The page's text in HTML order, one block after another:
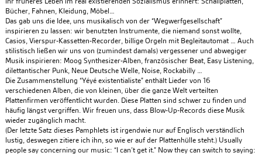
Bücher, Fahnen, Kleidung, Möbel…
Das gab uns die Idee, uns musikalisch von der “Wegwerfgesellschaft”
inspirieren zu lassen: wir benutzten Instrumente, die niemand sonst wollte,
Casios, Vierspur-Kassetten-Recorder, billige Orgeln mit Begleitautomat … Auch
stilistisch ließen wir uns von (zumindest damals) vergessener und abwegiger
Musik inspirieren: Moog Synthesizer-Alben, französischer Beat, Easy Listening,
dilettantischer Punk, Neue Deutsche Welle, Noise, Rockabilly …
Die Zusammenstellung “Yéyé existentialiste” enthält Lieder von 16
verschiedenen Alben, die von kleinen, über die ganze Welt verteilten
Plattenfirmen veröffentlicht wurden. Diese Platten sind schwer zu finden und
häufig längst vergriffen. Wir freuen uns, dass Blow-Up-Records diese Musik
wieder zugänglich macht.
(Der letzte Satz dieses Pamphlets ist irgendwie nur auf Englisch verständlich
lustig, deswegen zitiere ich ihn, so wie er auf der Plattenhülle steht.) Usually
people say concerning our music: “I can’t get it.” Now they can switch to saying: